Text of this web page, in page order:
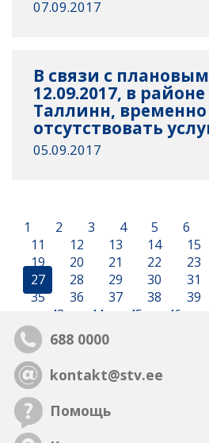
07.09.2017
В связи с
12.09.2017, в
Таллинн, временно
отсутствовать
05.09.2017
1 2 3 4 5 6
11
12 13 14 15
19
20 21 22 23
27
28 29 30 31
35
36 37 38 39
43
44 45 46
688 0000
kontakt@stv.ee
Помощь